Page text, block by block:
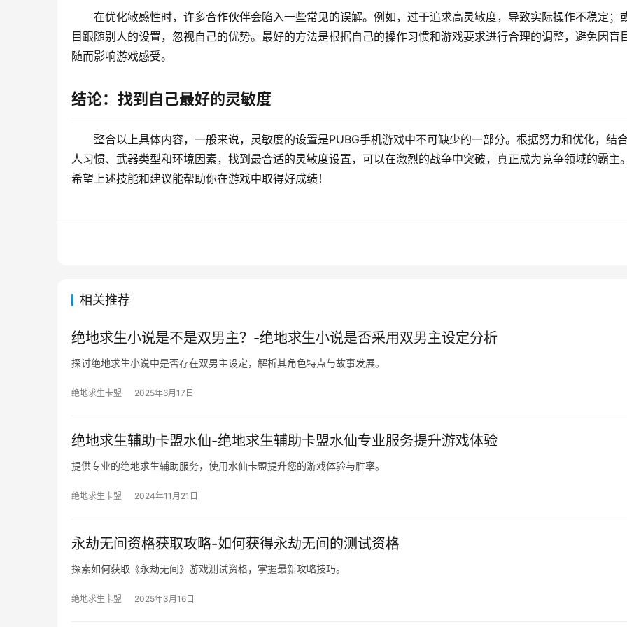
在优化敏感性时，许多合作伙伴会陷入一些常见的误解。例如，过于追求高灵敏度，导致实际操作不稳定；
目跟随别人的设置，忽视自己的优势。最好的方法是根据自己的操作习惯和游戏要求进行合理的调整，避免因盲
随而影响游戏感受。
结论：找到自己最好的灵敏度
整合以上具体内容，一般来说，灵敏度的设置是PUBG手机游戏中不可缺少的一部分。根据努力和优化，结
人习惯、武器类型和环境因素，找到最合适的灵敏度设置，可以在激烈的战争中突破，真正成为竞争领域的霸主
希望上述技能和建议能帮助你在游戏中取得好成绩！
相关推荐
绝地求生小说是不是双男主？-绝地求生小说是否采用双男主设定分析
探讨绝地求生小说中是否存在双男主设定，解析其角色特点与故事发展。
绝地求生卡盟 2025年6月17日
绝地求生辅助卡盟水仙-绝地求生辅助卡盟水仙专业服务提升游戏体验
提供专业的绝地求生辅助服务，使用水仙卡盟提升您的游戏体验与胜率。
绝地求生卡盟 2024年11月21日
永劫无间资格获取攻略-如何获得永劫无间的测试资格
探索如何获取《永劫无间》游戏测试资格，掌握最新攻略技巧。
绝地求生卡盟 2025年3月16日